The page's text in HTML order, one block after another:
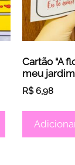
Cartão “A
meu
R$6,98